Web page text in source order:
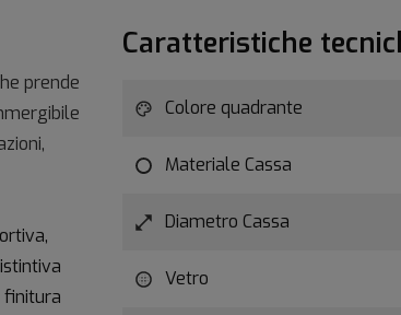
prende
finitura
Caratteristiche
Colore quadrante
Materiale Cassa
Diametro Cassa
Vetro